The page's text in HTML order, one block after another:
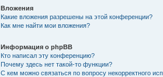
Вложения
Какие вложения разрешены на этой конференции?
Как мне найти мои вложения?
Информация о phpBB
Кто написал эту конференцию?
Почему здесь нет такой-то функции?
С кем можно связаться по вопросу некорректного